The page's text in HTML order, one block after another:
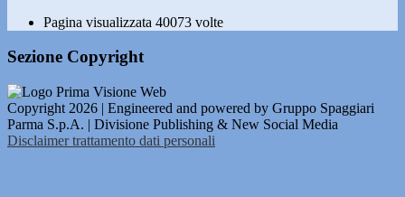
Pagina visualizzata 40073 volte
Sezione Copyright
Copyright 2026 | Engineered and powered by Gruppo Spaggiari
Parma S.p.A. | Divisione Publishing & New Social Media
Disclaimer trattamento dati personali